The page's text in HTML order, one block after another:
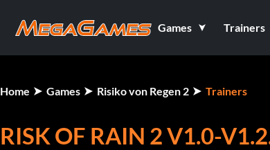
Games Trainers
Home Games Risiko von Regen 2 Trainers
RISK OF RAIN 2 V1.0-